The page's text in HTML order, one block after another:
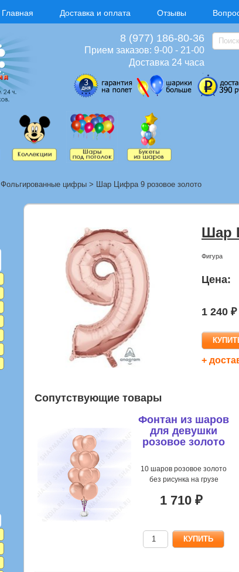
Главная Доставка и оплата Отзывы
8 (977) 186-80-36
Прием заказов: 9-00 - 21-00
Доставка 24 часа
Фольгированные цифры > Шар Цифра 9 розовое золото
Шар
Фигура
Цена:
1 240 ₽
+
Сопутствующие товары
Фонтан из шаров
для девушки
розовое золото
10 шаров розовое золото
без рисунка на грузе
1 710 ₽